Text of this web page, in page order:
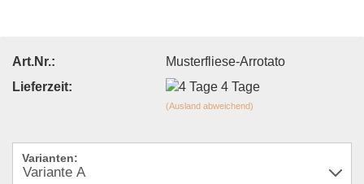
Art.Nr.:
Musterfliese-Arrotato
Lieferzeit:
4 Tage
(Ausland abweichend)
Varianten: